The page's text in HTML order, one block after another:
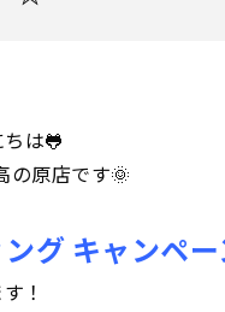
は🐸
原店です🌞
グ キャンペ
！